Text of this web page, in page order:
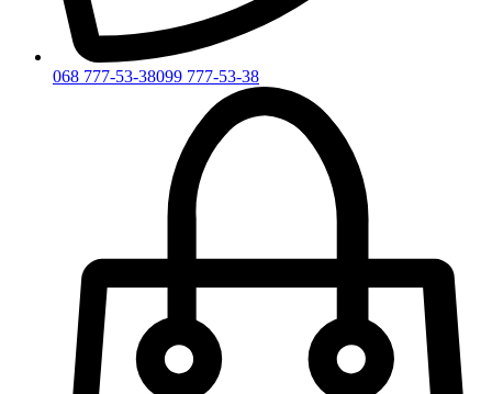
068 777-53-38099 777-53-38